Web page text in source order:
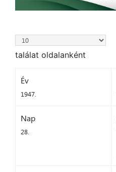
találat oldalanként
Év
1947.
Nap
28.